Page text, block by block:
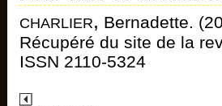
charlier, Bernadette.
Récupéré du site de la
ISSN 2110-5324